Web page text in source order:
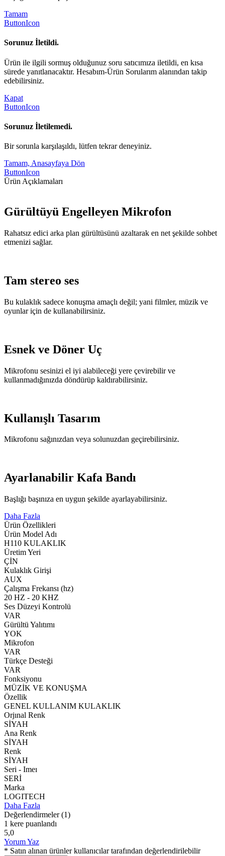
Tamam
ButtonIcon
Sorunuz İletildi.
Ürün ile ilgili sormuş olduğunuz soru satıcımıza iletildi, en kısa
sürede yanıtlanacaktır. Hesabım-Ürün Sorularım alanından takip
edebilirsiniz.
Kapat
ButtonIcon
Sorunuz İletilemedi.
Bir sorunla karşılaşıldı, lütfen tekrar deneyiniz.
Tamam, Anasayfaya Dön
ButtonIcon
Ürün Açıklamaları
Gürültüyü Engelleyen Mikrofon
Rahatsız edici arka plan gürültüsünü azaltarak en net şekilde sohbet
etmenizi sağlar.
Tam stereo ses
Bu kulaklık sadece konuşma amaçlı değil; yani filmler, müzik ve
oyunlar için de kullanabilirsiniz.
Esnek ve Döner Uç
Mikrofonu sesinizi el iyi alabileceği yere çevirebilir ve
kullanmadığınızda döndürüp kaldırabilirsiniz.
Kullanışlı Tasarım
Mikrofonu sağınızdan veya solunuzdan geçirebilirsiniz.
Ayarlanabilir Kafa Bandı
Başlığı başınıza en uygun şekilde ayarlayabilirsiniz.
Daha Fazla
Ürün Özellikleri
Ürün Model Adı
H110 KULAKLIK
Üretim Yeri
ÇİN
Kulaklık Girişi
AUX
Çalışma Frekansı (hz)
20 HZ - 20 KHZ
Ses Düzeyi Kontrolü
VAR
Gürültü Yalıtımı
YOK
Mikrofon
VAR
Türkçe Desteği
VAR
Fonksiyonu
MÜZİK VE KONUŞMA
Özellik
GENEL KULLANIM KULAKLIK
Orjınal Renk
SİYAH
Ana Renk
SİYAH
Renk
SİYAH
Seri - Imeı
SERİ
Marka
LOGITECH
Daha Fazla
Değerlendirmeler (1)
1 kere puanlandı
5,0
Yorum Yaz
* Satın alınan ürünler kullanıcılar tarafından değerlendirilebilir